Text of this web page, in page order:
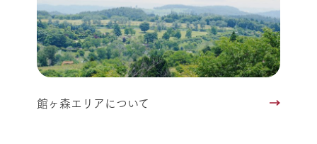
館ヶ森エリアについて